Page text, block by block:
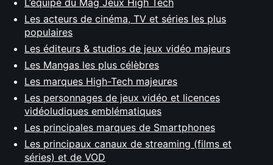
L’équipe du Mag Jeux High Tech
Les acteurs de cinéma, TV et séries les plus
populaires
Les éditeurs & studios de jeux vidéo majeurs
Les Mangas les plus célèbres
Les marques High-Tech majeures
Les personnages de jeux vidéo et licences
vidéoludiques emblématiques
Les principales marques de Smartphones
Les principaux canaux de streaming (films et
séries) et de VOD